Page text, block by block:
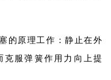
的原理工作：静止在外
服弹簧作用力向上提